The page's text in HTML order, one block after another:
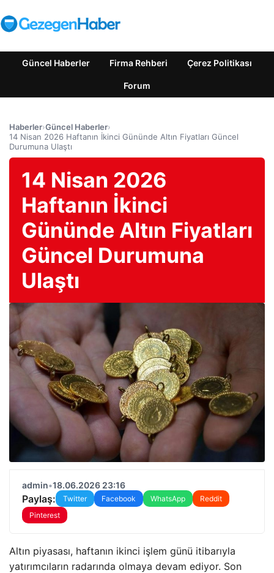
Güncel Haberler Firma Rehberi Çerez Politikası
Forum
Haberler›Güncel Haberler›
14 Nisan 2026 Haftanın İkinci Gününde Altın Fiyatları Güncel
Durumuna Ulaştı
14 Nisan 2026
Haftanın İkinci
Gününde Altın Fiyatları
Güncel Durumuna
Ulaştı
admin•18.06.2026 23:16
Paylaş: Twitter Facebook WhatsApp
Reddit
Pinterest
Altın piyasası, haftanın ikinci işlem günü itibarıyla
yatırımcıların radarında olmaya devam ediyor. Son